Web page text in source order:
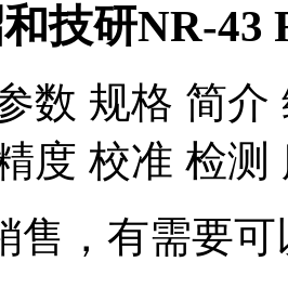
技研NR-43
数 规格 简
度 校准 检测
售，有需要